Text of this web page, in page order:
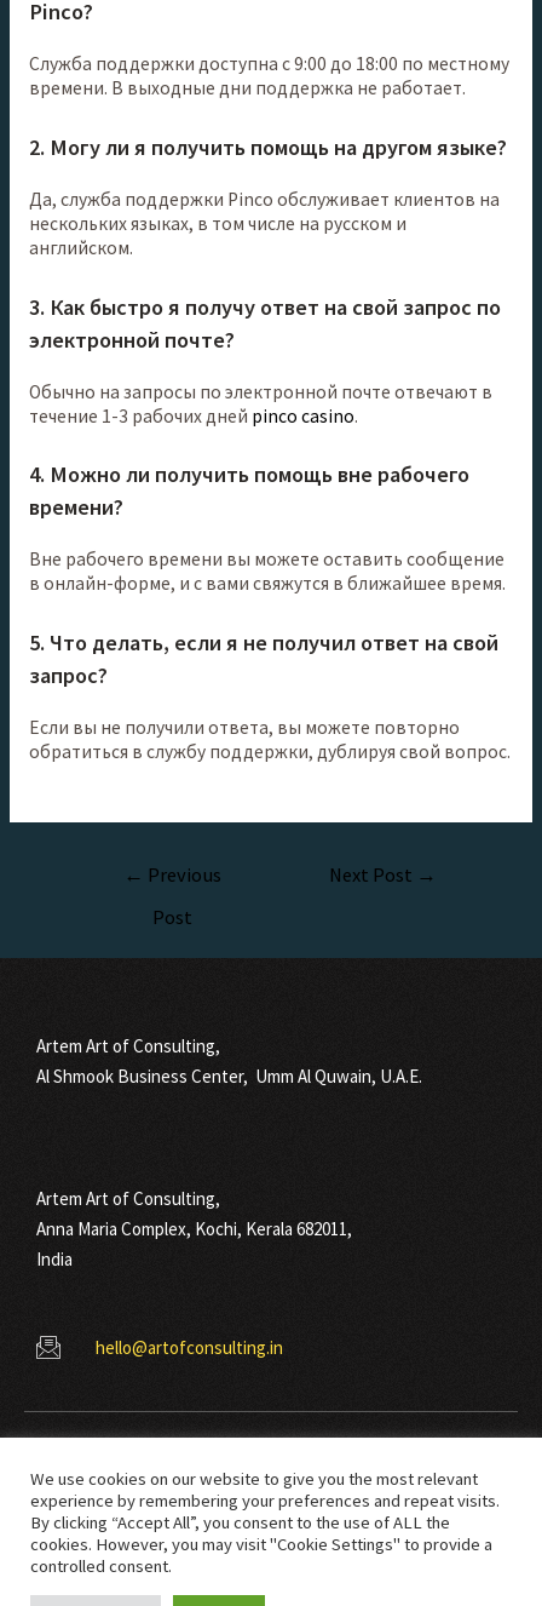
Pinco?
Служба поддержки доступна с 9:00 до 18:00 по местному
времени. В выходные дни поддержка не работает.
2. Могу ли я получить помощь на другом языке?
Да, служба поддержки Pinco обслуживает клиентов на
нескольких языках, в том числе на русском и
английском.
3. Как быстро я получу ответ на свой запрос по
электронной почте?
Обычно на запросы по электронной почте отвечают в
течение 1-3 рабочих дней pinco casino.
4. Можно ли получить помощь вне рабочего
времени?
Вне рабочего времени вы можете оставить сообщение
в онлайн-форме, и с вами свяжутся в ближайшее время.
5. Что делать, если я не получил ответ на свой
запрос?
Если вы не получили ответа, вы можете повторно
обратиться в службу поддержки, дублируя свой вопрос.
← Previous
Post
Next Post →
Artem Art of Consulting,
Al Shmook Business Center, Umm Al Quwain, U.A.E.
Artem Art of Consulting,
Anna Maria Complex, Kochi, Kerala 682011,
India
hello@artofconsulting.in
© Copyright 2021 Art Of Consulting. All right reserved.
We use cookies on our website to give you the most relevant
experience by remembering your preferences and repeat visits.
By clicking “Accept All”, you consent to the use of ALL the
cookies. However, you may visit "Cookie Settings" to provide a
controlled consent.